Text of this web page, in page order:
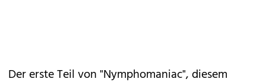
Der erste Teil von "Nymphomaniac", diesem